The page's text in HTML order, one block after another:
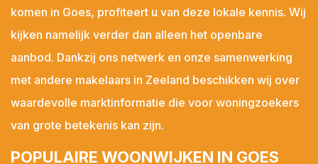
komen in Goes, profiteert u van deze lokale kennis. Wij
kijken namelijk verder dan alleen het openbare
aanbod. Dankzij ons netwerk en onze samenwerking
met andere makelaars in Zeeland beschikken wij over
waardevolle marktinformatie die voor woningzoekers
van grote betekenis kan zijn.
POPULAIRE WOONWIJKEN IN GOES
Rilland
Ritthem
Scharendijke
Scherpenisse
Schore
Serooskerke
Serooskerke